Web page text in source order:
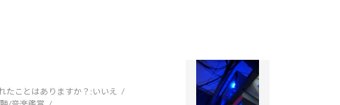
たことはありますか？: いいえ